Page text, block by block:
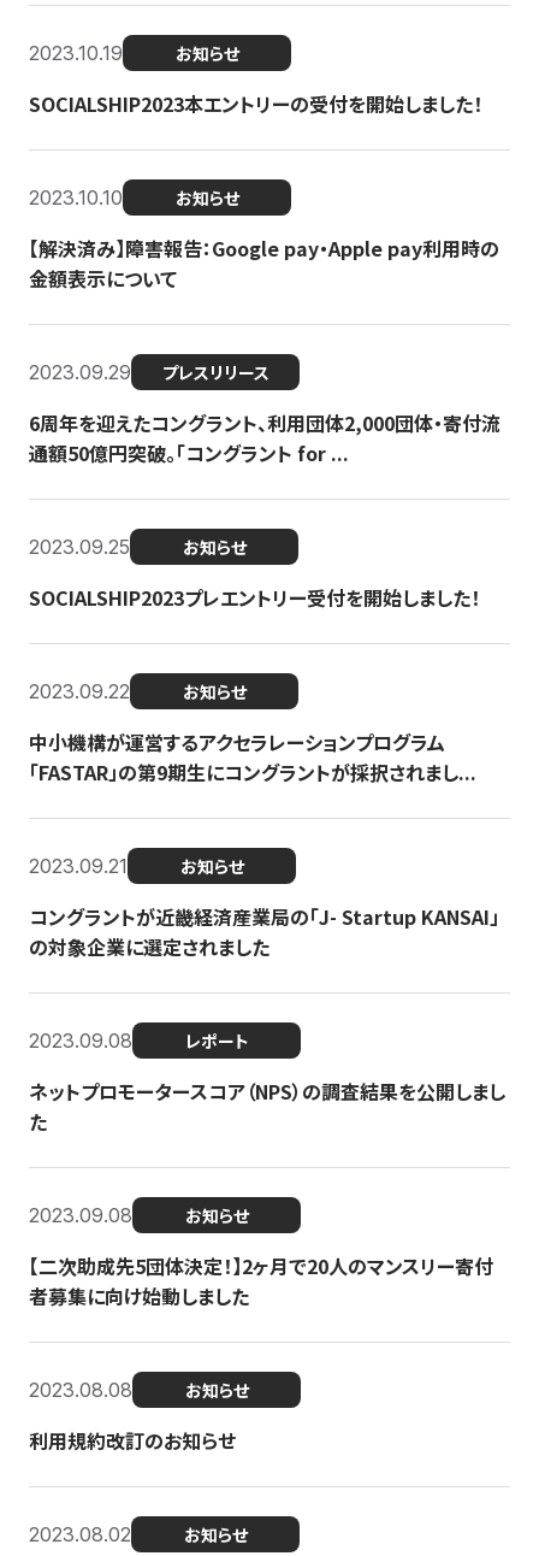
2023.10.19 お知らせ
SOCIALSHIP2023本エントリーの受付を開始しました！
2023.10.10 お知らせ
【解決済み】障害報告：Google pay・Apple pay利用時の
金額表示について
2023.09.29 プレスリリース
6周年を迎えたコングラント、利用団体2,000団体・寄付流
通額50億円突破。「コングラント for ...
2023.09.25 お知らせ
SOCIALSHIP2023プレエントリー受付を開始しました！
2023.09.22 お知らせ
中小機構が運営するアクセラレーションプログラム
「FASTAR」の第9期生にコングラントが採択されまし...
2023.09.21 お知らせ
コングラントが近畿経済産業局の「J- Startup KANSAI」
の対象企業に選定されました
2023.09.08 レポート
ネットプロモータースコア（NPS）の調査結果を公開しまし
た
2023.09.08 お知らせ
【二次助成先5団体決定！】2ヶ月で20人のマンスリー寄付
者募集に向け始動しました
2023.08.08 お知らせ
利用規約改訂のお知らせ
2023.08.02 お知らせ